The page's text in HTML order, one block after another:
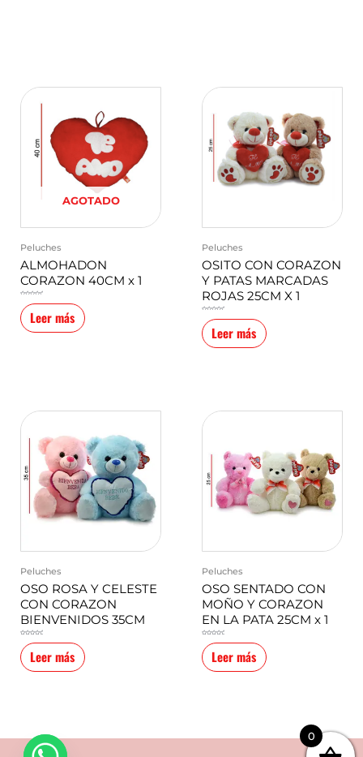
AGOTADO
Peluches
ALMOHADON
CORAZON 40CM x 1
de
Leer más
Peluches
OSITO CON CORAZON
Y PATAS MARCADAS
ROJAS 25CM X 1
de
Leer más
Peluches
OSO ROSA Y CELESTE
CON CORAZON
BIENVENIDOS 35CM
de
Leer más
Peluches
OSO SENTADO CON
MOÑO Y CORAZON
EN LA PATA 25CM x 1
de
Leer más
0